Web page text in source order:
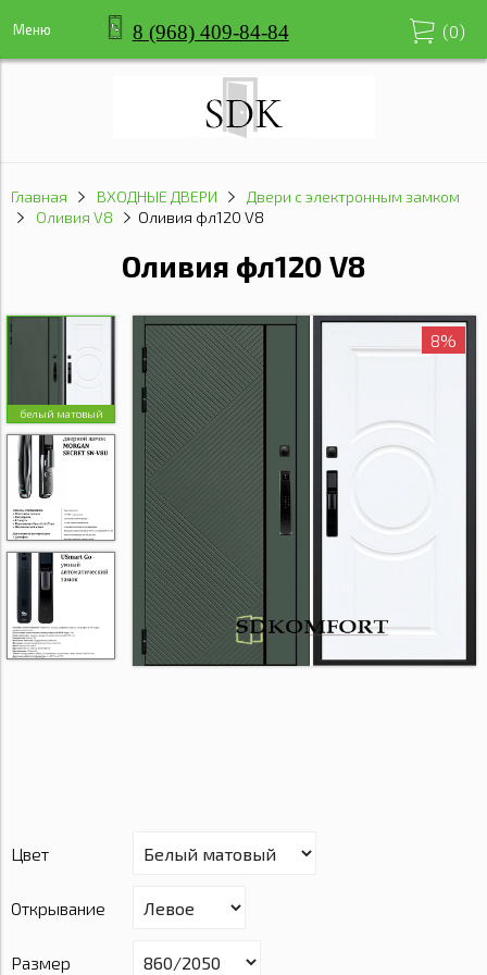
Меню 8 (968) 409-84-84 (0)
Главная ВХОДНЫЕ ДВЕРИ
Двери с электронным замком
Оливия V8
Оливия фл120 V8
Оливия фл120 V8
белый матовый
8%
Цвет
Открывание
Размер